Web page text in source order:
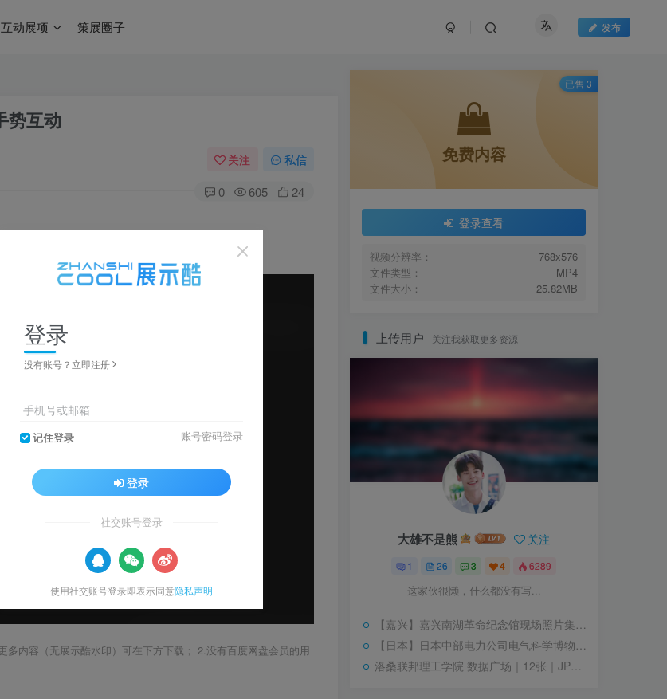
互动展项 策展圈子 发布
势互动
关注 私信
0 605 24
内容（无展示酷水印）可在下方下载； 2.没有百度网盘会员的用
免费内容
登录查看
视频分辨率：
768x576
文件类型：
MP4
文件大小：
25.82MB
已售 3
上传用户 关注我获取更多资源
大雄不是熊 关注
1 26 3 4 6289
这家伙很懒，什么都没有写...
【嘉兴】嘉兴南湖革命纪念馆现场照片集锦｜JPG｜271个｜5K｜1.24G
【日本】日本中部电力公司电气科学博物馆｜JPG+PNG｜76张｜22.68M
洛桑联邦理工学院 数据广场｜12张｜JPG｜3.93M
登录
没有账号？立即注册
手机号或邮箱
记住登录 账号密码登录
登录
社交账号登录
使用社交账号登录即表示同意隐私声明